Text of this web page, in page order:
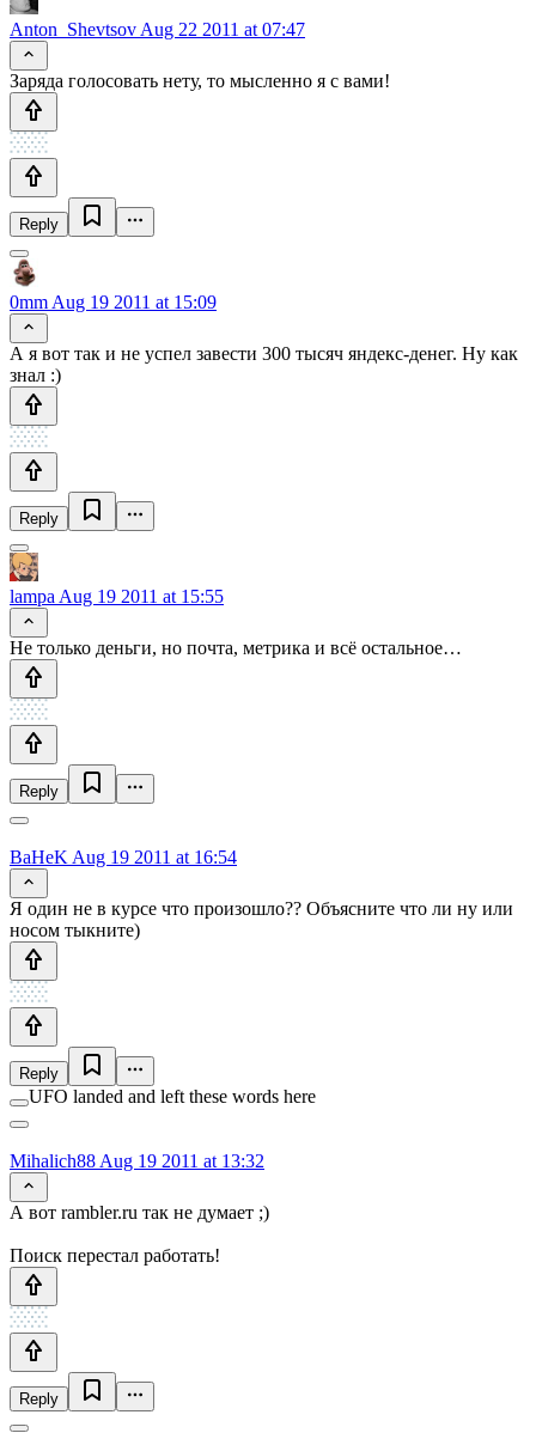
Anton_Shevtsov Aug 22 2011 at 07:47
Заряда голосовать нету, то мысленно я с вами!
Reply
0mm Aug 19 2011 at 15:09
А я вот так и не успел завести 300 тысяч яндекс-денег. Ну как
знал :)
Reply
lampa Aug 19 2011 at 15:55
Не только деньги, но почта, метрика и всё остальное…
Reply
BaHeK Aug 19 2011 at 16:54
Я один не в курсе что произошло?? Объясните что ли ну или
носом тыкните)
Reply
UFO landed and left these words here
Mihalich88 Aug 19 2011 at 13:32
А вот rambler.ru так не думает ;)
Поиск перестал работать!
Reply